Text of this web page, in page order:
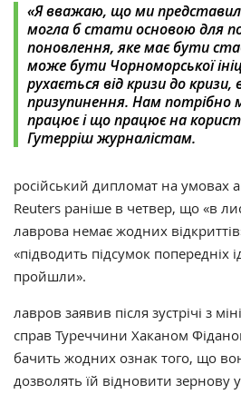
«Я вважаю, що ми
могла б стати основою для
поновлення, яке має бути
може бути Чорноморської
рухається від кризи до кризи,
призупинення. Нам
працює і що працює на
Гутерріш журналістам.
російський дипломат на умовах
Reuters раніше в четвер, що «в
лаврова немає жодних
«підводить підсумок попередніх
пройшли».
лавров заявив після зустрічі з
справ Туреччини Хаканом
бачить жодних ознак того, що
дозволять їй відновити зернову